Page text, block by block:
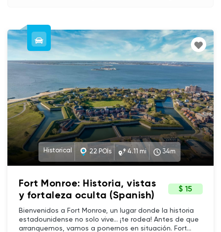
Historical 22 POIs 4.11 mi 34m
Fort Monroe: Historia, vistas
y fortaleza oculta (Spanish)
$ 15
Bienvenidos a Fort Monroe, un lugar donde la historia
estadounidense no solo vive... ¡te rodea! Antes de que
arranquemos, vamos a ponernos en situación. Fort